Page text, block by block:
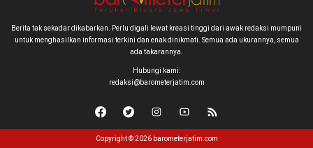
Berita tak sekadar dikabarkan. Perlu digali lewat kreasi tinggi dari awak redaksi mumpuni
untuk menghasilkan informasi terkini dan enak dinikmati. Semua ada ukurannya, semua
ada takarannya.
Hubungi kami:
redaksi@barometerjatim.com
Copyright © 2026 barometerjatim.com